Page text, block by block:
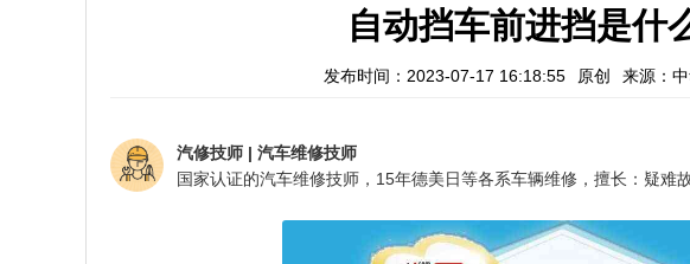
自动挡车前进挡是什
发布时间：2023-07-17 16:18:55 原创 来源：
汽修技师 | 汽车维修技师